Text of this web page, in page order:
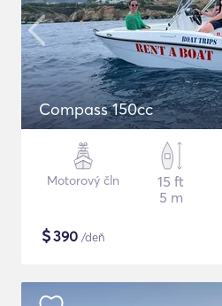
Compass 150cc
Motorový čln
15 ft
5 m
$390 /deň